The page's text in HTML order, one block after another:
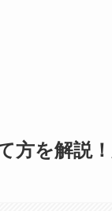
方を解説